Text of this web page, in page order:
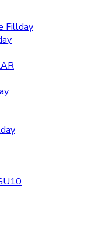
Fillday